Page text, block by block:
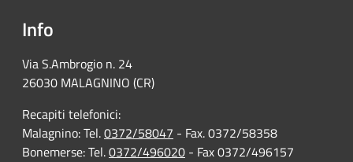
Info
Via S.Ambrogio n. 24
26030 MALAGNINO (CR)
Recapiti telefonici:
Malagnino: Tel.0372/58047 - Fax. 0372/58358
Bonemerse: Tel.0372/496020 - Fax 0372/496157